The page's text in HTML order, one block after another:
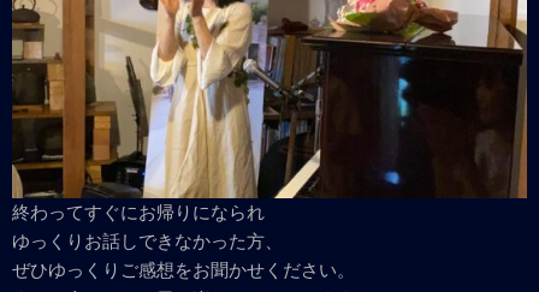
終わってすぐにお帰りになられ
ゆっくりお話しできなかった方、
ぜひゆっくりご感想をお聞かせください。